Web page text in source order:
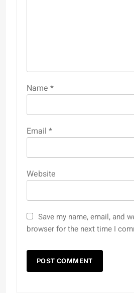
Name *
Email *
Website
Save my name, email, and
browser for the next time I